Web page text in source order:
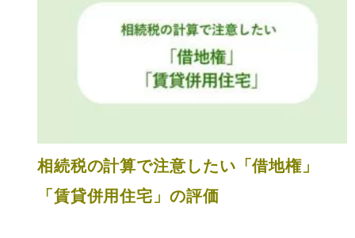
相続税の計算で注意したい「借地権」
「賃貸併用住宅」の評価